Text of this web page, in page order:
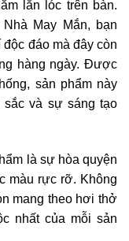
lăn lóc trên bàn.
May Mắn, bạn
đáo mà đây còn
hàng ngày. Được
sản phẩm này
sắc và sự sáng tạo
là sự hòa quyện
màu rực rỡ. Không
mang theo hơi thở
nhất của mỗi sản